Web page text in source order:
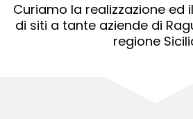
Curiamo la realizzazione ed
di siti a tante aziende di
regione